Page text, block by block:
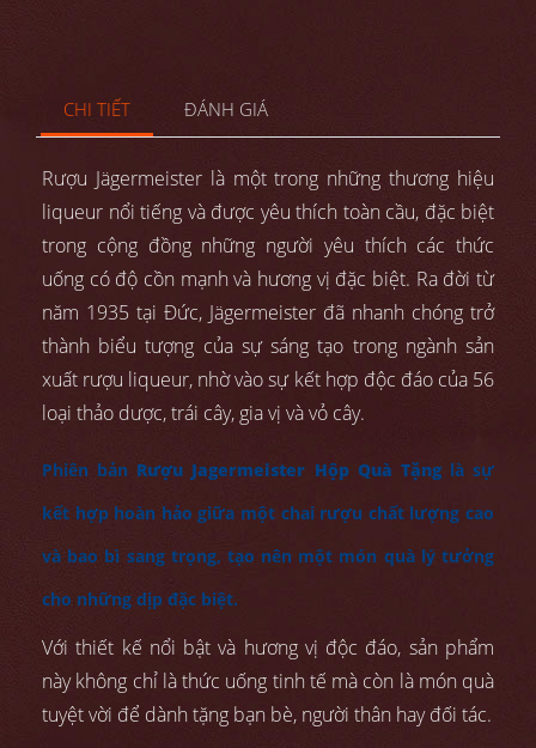
CHI TIẾT ĐÁNH GIÁ
Rượu Jägermeister là một trong những thương hiệu
liqueur nổi tiếng và được yêu thích toàn cầu, đặc biệt
trong cộng đồng những người yêu thích các thức
uống có độ cồn mạnh và hương vị đặc biệt. Ra đời từ
năm 1935 tại Đức, Jägermeister đã nhanh chóng trở
thành biểu tượng của sự sáng tạo trong ngành sản
xuất rượu liqueur, nhờ vào sự kết hợp độc đáo của 56
loại thảo dược, trái cây, gia vị và vỏ cây.
Phiên bản Rượu Jagermeister Hộp Quà Tặnglà sự
kết hợp hoàn hảo giữa một chai rượu chất lượng cao
và bao bì sang trọng, tạo nên một món quà lý tưởng
cho những dịp đặc biệt.
Với thiết kế nổi bật và hương vị độc đáo, sản phẩm
này không chỉ là thức uống tinh tế mà còn là món quà
tuyệt vời để dành tặng bạn bè, người thân hay đối tác.